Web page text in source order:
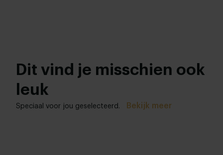
Dit vind je misschien ook
leuk
Speciaal voor jou geselecteerd. Bekijk meer